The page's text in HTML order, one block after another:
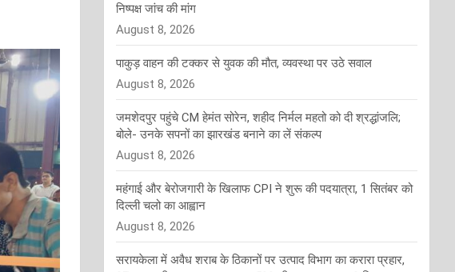
निष्पक्ष जांच की मांग
August 8, 2026
पाकुड़ वाहन की टक्कर से युवक की मौत, व्यवस्था पर उठे सवाल
August 8, 2026
जमशेदपुर पहुंचे CM हेमंत सोरेन, शहीद निर्मल महतो को दी श्रद्धांजलि;
बोले- उनके सपनों का झारखंड बनाने का लें संकल्प
August 8, 2026
महंगाई और बेरोजगारी के खिलाफ CPI ने शुरू की पदयात्रा, 1 सितंबर को
दिल्ली चलो का आह्वान
August 8, 2026
सरायकेला में अवैध शराब के ठिकानों पर उत्पाद विभाग का करारा प्रहार,